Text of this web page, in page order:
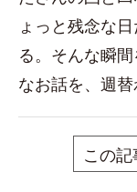
ょっと残念な
る。そんな瞬
なお話を、週替
この